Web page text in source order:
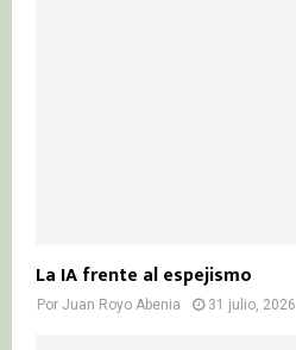
La IA frente al espejismo
Por Juan Royo Abenia 31 julio, 2026